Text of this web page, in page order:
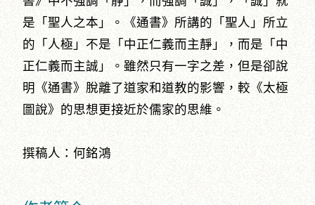
是「聖人之本」。《通書》所講的「聖人」所立
的「人極」不是「中正仁義而主靜」，而是「中
正仁義而主誠」。雖然只有一字之差，但是卻說
明《通書》脫離了道家和道教的影響，較《太極
圖說》的思想更接近於儒家的思維。
撰稿人：何銘鴻